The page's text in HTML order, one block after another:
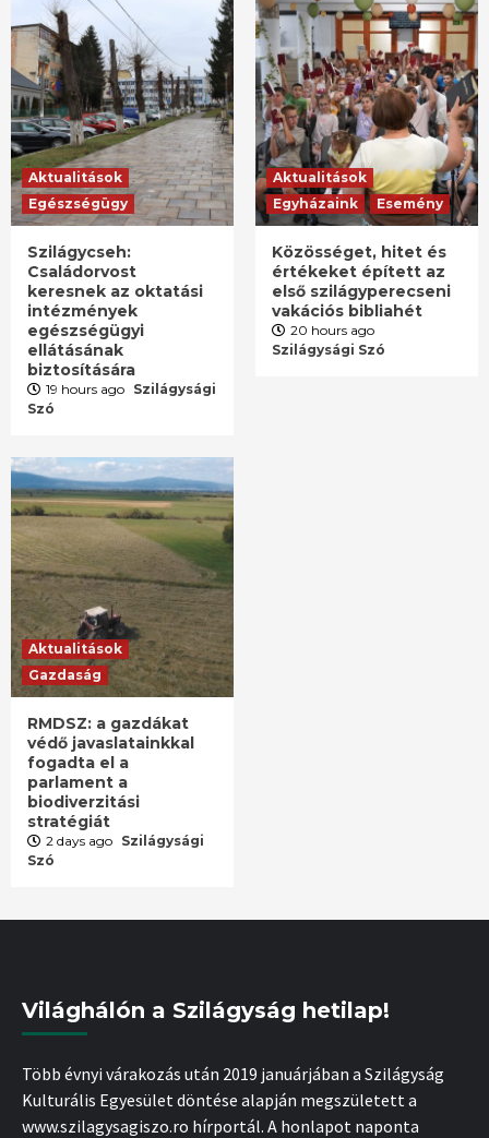
Aktualitások
Egészségügy
Szilágycseh:
Családorvost
keresnek az oktatási
intézmények
egészségügyi
ellátásának
biztosítására
19 hours ago Szilágysági
Szó
Aktualitások
Egyházaink
Esemény
Közösséget, hitet és
értékeket épített az
első szilágyperecseni
vakációs bibliahét
20 hours ago
Szilágysági Szó
Aktualitások
Gazdaság
RMDSZ: a gazdákat
védő javaslatainkkal
fogadta el a
parlament a
biodiverzitási
stratégiát
2 days ago Szilágysági
Szó
Világhálón a Szilágyság hetilap!
Több évnyi várakozás után 2019 januárjában a Szilágyság
Kulturális Egyesület döntése alapján megszületett a
www.szilagysagiszo.ro hírportál. A honlapot naponta